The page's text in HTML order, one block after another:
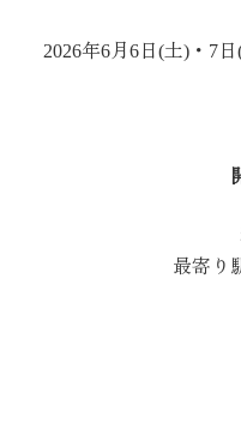
2026年6月6日(土)・7
最寄り